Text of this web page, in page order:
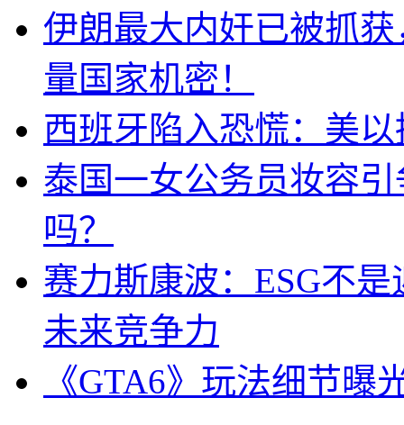
伊朗最大内奸已被抓
量国家机密！
西班牙陷入恐慌：美
泰国一女公务员妆容
吗？
赛力斯康波：ESG不
未来竞争力
《GTA6》玩法细节